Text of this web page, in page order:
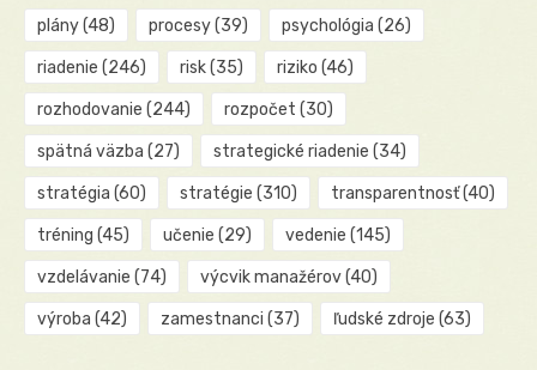
plány(48) procesy(39) psychológia (26)
riadenie (246) risk(35) riziko (46)
rozhodovanie (244) rozpočet (30)
spätná väzba (27) strategické riadenie (34)
stratégia (60) stratégie (310) transparentnosť(40)
tréning (45) učenie (29) vedenie (145)
vzdelávanie (74) výcvik manažérov(40)
výroba (42) zamestnanci (37) ľudské zdroje (63)